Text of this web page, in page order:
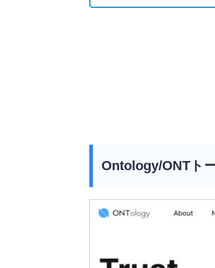
Ontology/ONTト